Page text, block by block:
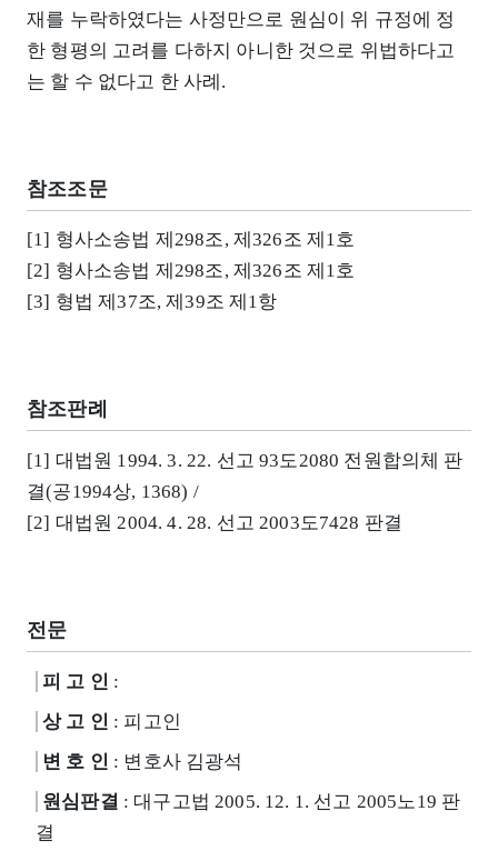
재를 누락하였다는 사정만으로 원심이 위 규정에 정
한 형평의 고려를 다하지 아니한 것으로 위법하다고
는 할 수 없다고 한 사례.
참조조문
[1] 형사소송법 제298조, 제326조 제1호
[2] 형사소송법 제298조, 제326조 제1호
[3] 형법 제37조, 제39조 제1항
참조판례
[1] 대법원 1994. 3. 22. 선고 93도2080 전원합의체 판
결(공1994상, 1368) /
[2] 대법원 2004. 4. 28. 선고 2003도7428 판결
전문
피 고 인 :
상 고 인 : 피고인
변 호 인 : 변호사 김광석
원심판결 : 대구고법 2005. 12. 1. 선고 2005노19 판
결